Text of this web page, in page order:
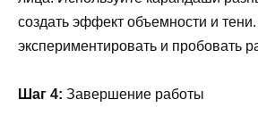
создать эффект объемности и
экспериментировать и пробовать
Шаг 4: Завершение работы